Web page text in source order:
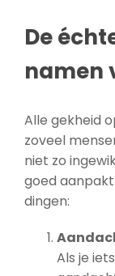
De
namen
Alle gekheid
zoveel
niet zo
goed
dingen:
Als je